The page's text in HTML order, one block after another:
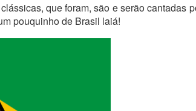
que foram, são e serão cantadas
pouquinho de Brasil laiá!